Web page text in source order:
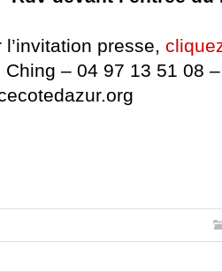
presse,
Ching – 04 97 13 51 08 –